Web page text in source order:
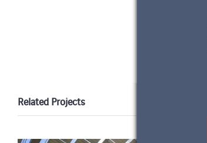
Related Projects